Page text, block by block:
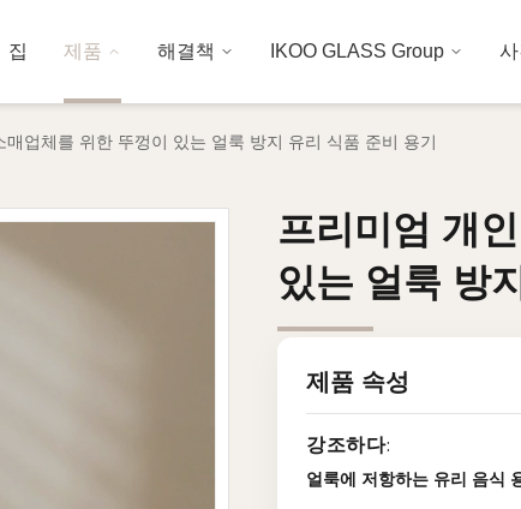
집 제품 해결책 IKOO GLASS Group 사
업체를 위한 뚜껑이 있는 얼룩 방지 유리 식품 준비 용기
프리미엄 개
있는 얼룩 방
프리미엄 개
있는 얼룩 방
제품 속성
강조하다:
얼룩에 저항하는 유리 음식